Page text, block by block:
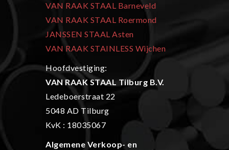
VAN RAAK STAAL Barneveld
VAN RAAK STAAL Roermond
JANSSEN STAAL Asten
VAN RAAK STAINLESS Wijchen
Hoofdvestiging:
VAN RAAK STAAL Tilburg B.V.
Ledeboerstraat 22
5048 AD Tilburg
KvK : 18035067
Algemene Verkoop- en